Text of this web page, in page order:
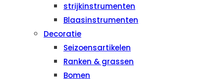
strijkinstrumenten
Blaasinstrumenten
Decoratie
Seizoensartikelen
Ranken & grassen
Bomen